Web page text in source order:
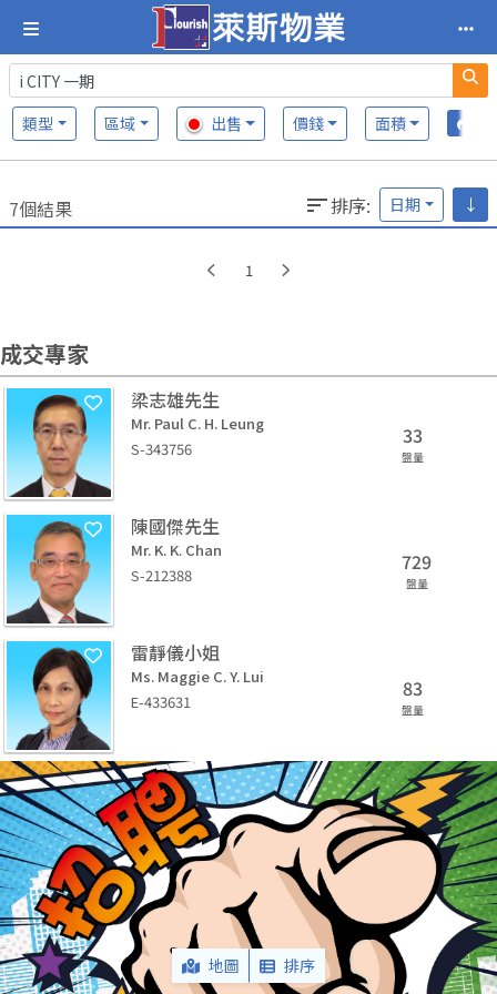
類型 區域 出售 價錢 面積
7個結果 排序: 日期 ↓
1
成交專家
梁志雄先生
Mr. Paul C. H. Leung
S-343756
33
盤量
陳國傑先生
Mr. K. K. Chan
S-212388
729
盤量
雷靜儀小姐
Ms. Maggie C. Y. Lui
E-433631
83
盤量
地圖 排序